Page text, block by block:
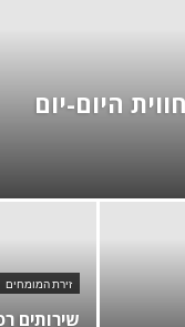
היום-יום
זירת המומחים
שירותים